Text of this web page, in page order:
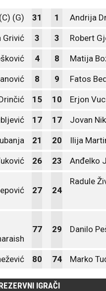
(G) 31 1 Andrija
Grivić 3 3 Robert
4 8 Matija
8 9 Fatos
15 10 Erjon
17 17 Jovan
21 20 Ilija
26 23 Anđelko
27 24
Radule
77 29 Danilo
80 74 Marko
IGRAČI